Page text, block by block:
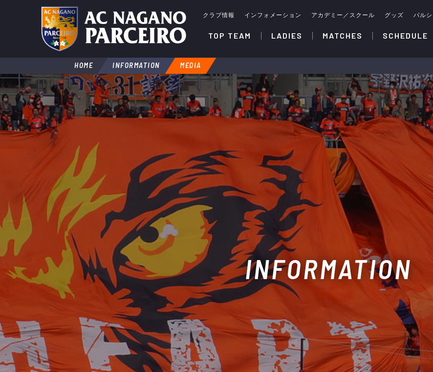
クラブ情報 インフォメーション アカデミー／スクール グッズ パルシ
TOP TEAM LADIES MATCHES SCHEDULE
HOME INFORMATION MEDIA
INFORMATION